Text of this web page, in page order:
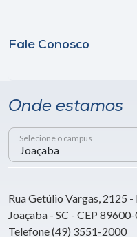
Fale Conosco
Onde estamos
Selecione o campus
Rua Getúlio Vargas, 2125
Joaçaba - SC - CEP
Telefone (49) 3551-2000